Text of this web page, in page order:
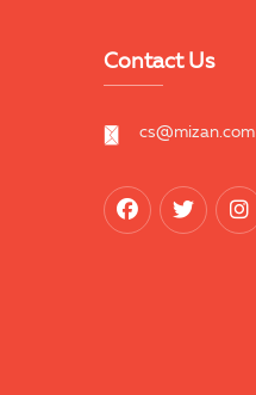
Contact Us
cs@mizan.com